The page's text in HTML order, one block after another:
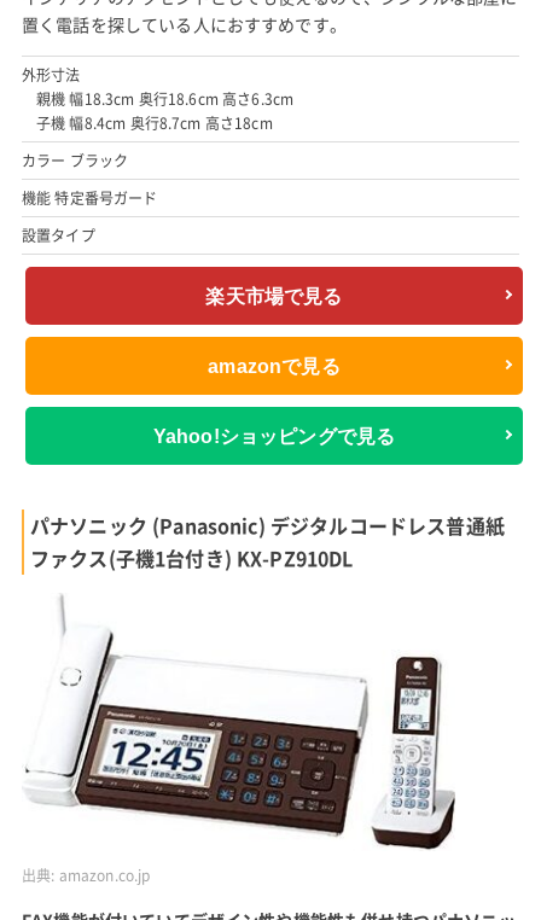
置く電話を探している人におすすめです。
外形寸法
親機 幅18.3cm 奥行18.6cm 高さ6.3cm
子機 幅8.4cm 奥行8.7cm 高さ18cm
カラー ブラック
機能 特定番号ガード
設置タイプ
楽天市場で見る
amazonで見る
Yahoo!ショッピングで見る
パナソニック (Panasonic) デジタルコードレス普通紙
ファクス(子機1台付き) KX-PZ910DL
出典: amazon.co.jp